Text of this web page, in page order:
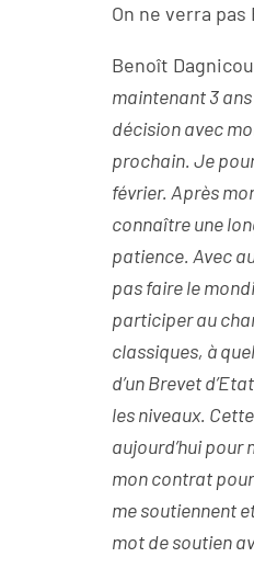
On ne verra
Benoît
maintenant 3
décision avec
prochain. Je
février. Après
connaître une
patience. Avec
pas faire le
participer au
classiques, à
d’un Brevet
les niveaux.
aujourd’hui pour
mon contrat
me soutiennent
mot de soutien